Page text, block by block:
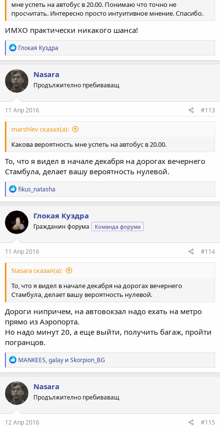
мне успеть на автобус в 20.00. Понимаю что точно не
просчитать. Интересно просто интуитивное мнение. Спасибо.
ИМХО практически никакого шанса!
Р
е
а
к
ц
и
и
:
Глокая Куздра
Nasara
Продължително пребиваващ
11 Апр 2016 #113
marshlev сказал(а):
Какова вероятность мне успеть на автобус в 20.00.
То, что я видел в начале декабря на дорогах вечернего
Стамбула, делает вашу вероятность нулевой.
Р
е
а
к
ц
и
и
:
fikus_natasha
Глокая Куздра
Гражданин форума Команда форума
11 Апр 2016 #114
Nasara сказал(а):
То, что я видел в начале декабря на дорогах вечернего
Стамбула, делает вашу вероятность нулевой.
Дороги нипричем, на автовокзал надо ехать на метро
прямо из Аэропорта.
Но надо минут 20, а еще выйти, получить багаж, пройти
погранцов.
Р
е
а
к
ц
и
и
:
MANKEES,galay и Skorpion_BG
Nasara
Продължително пребиваващ
12 Апр 2016 #115